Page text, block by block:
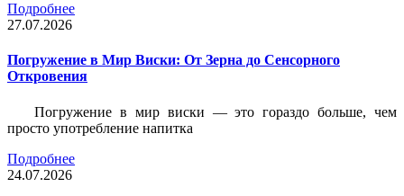
Подробнее
27.07.2026
Погружение в Мир Виски: От Зерна до Сенсорного
Откровения
Погружение в мир виски — это гораздо больше, чем
просто употребление напитка
Подробнее
24.07.2026